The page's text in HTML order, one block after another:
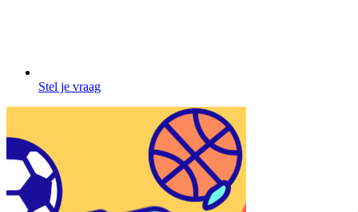
Stel je vraag